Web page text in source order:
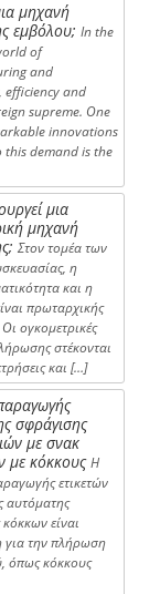
μηχανή
εμβόλου; In the
of
and
efficiency and
supreme. One
innovations
this demand is the
μια
μηχανή
Στον τομέα των
η
και η
πρωταρχικής
ογκομετρικές
στέκονται
και […]
σφράγισης
με σνακ
με κόκκους Η
ετικετών
αυτόματης
είναι
για την πλήρωση
όπως κόκκους